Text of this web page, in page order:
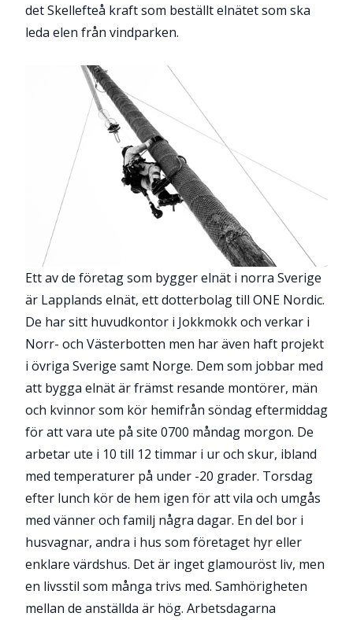
det Skellefteå kraft som beställt elnätet som ska
leda elen från vindparken.
Ett av de företag som bygger elnät i norra Sverige
är Lapplands elnät, ett dotterbolag till ONE Nordic.
De har sitt huvudkontor i Jokkmokk och verkar i
Norr- och Västerbotten men har även haft projekt
i övriga Sverige samt Norge. Dem som jobbar med
att bygga elnät är främst resande montörer, män
och kvinnor som kör hemifrån söndag eftermiddag
för att vara ute på site 0700 måndag morgon. De
arbetar ute i 10 till 12 timmar i ur och skur, ibland
med temperaturer på under -20 grader. Torsdag
efter lunch kör de hem igen för att vila och umgås
med vänner och familj några dagar. En del bor i
husvagnar, andra i hus som företaget hyr eller
enklare värdshus. Det är inget glamouröst liv, men
en livsstil som många trivs med. Samhörigheten
mellan de anställda är hög. Arbetsdagarna